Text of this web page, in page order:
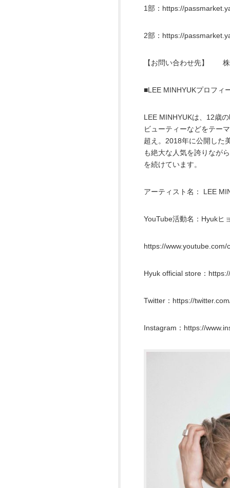
1部：https://
2部：https://
【お問い合わせ先】 株
■LEE MINHYUKプロフィ
LEE MINHYUKは、12歳
ビューティーなどをテー
超え。2018年に公開した
も絶大な人気を誇りなが
を続けています。
アーティスト名： LEE
YouTube活動名：Hyukヒ
https://
Hyuk official store：
Twitter：https://
Instagram：https://